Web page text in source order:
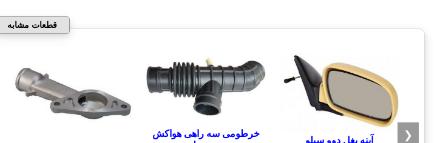
قطعات مشابه
آینه بغل دوو سیلو
خرطومی سه راهی هواکش
❮